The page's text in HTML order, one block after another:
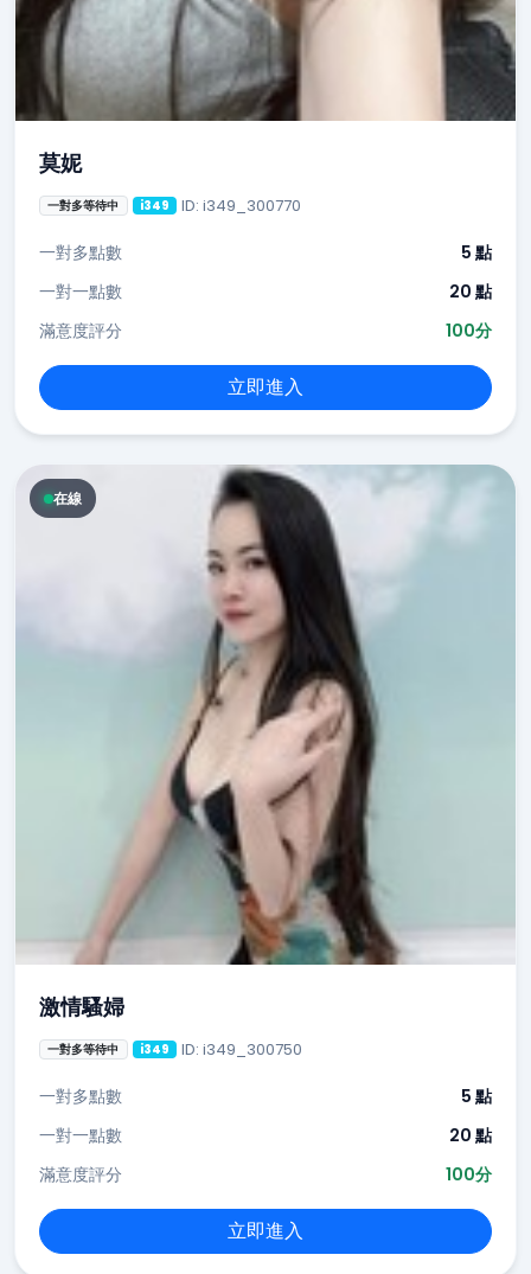
莫妮
一對多等待中 i349 ID: i349_300770
一對多點數
5 點
一對一點數
20 點
滿意度評分
100分
立即進入
在線
激情騷婦
一對多等待中 i349 ID: i349_300750
一對多點數
5 點
一對一點數
20 點
滿意度評分
100分
立即進入